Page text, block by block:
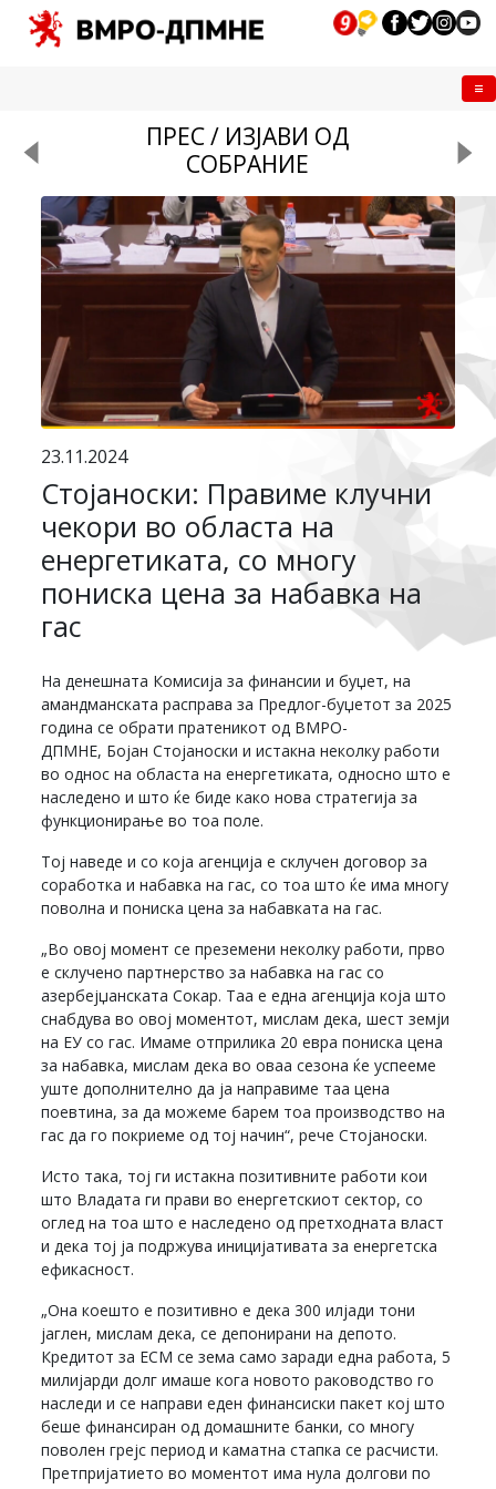
ПРЕС / ИЗЈАВИ ОД
СОБРАНИЕ
23.11.2024
Стојаноски: Правиме клучни
чекори во областа на
енергетиката, со многу
пониска цена за набавка на
гас
На денешната Комисија за финансии и буџет, на
амандманската расправа за Предлог-буџетот за 2025
година се обрати пратеникот од ВМРО-
ДПМНЕ, Бојан Стојаноски и истакна неколку работи
во однос на областа на енергетиката, односно што е
наследено и што ќе биде како нова стратегија за
функционирање во тоа поле.
Тој наведе и со која агенција е склучен договор за
соработка и набавка на гас, со тоа што ќе има многу
поволна и пониска цена за набавката на гас.
„Во овој момент се преземени неколку работи, прво
е склучено партнерство за набавка на гас со
aзербејџанската Сокар. Таа е една агенција која што
снабдува во овој моментот, мислам дека, шест земји
на ЕУ со гас. Имаме отприлика 20 евра пониска цена
за набавка, мислам дека во оваа сезона ќе успееме
уште дополнително да ја направиме таа цена
поевтина, за да можеме барем тоа производство на
гас да го покриеме од тој начин“, рече Стојаноски.
Исто така, тој ги истакна позитивните работи кои
што Владата ги прави во енергетскиот сектор, со
оглед на тоа што е наследено од претходната власт
и дека тој ја подржува иницијативата за енергетска
ефикасност.
„Она коешто е позитивно е дека 300 илјади тони
јаглен, мислам дека, се депонирани на депото.
Кредитот за ЕСМ се зема само заради една работа, 5
милијарди долг имаше кога новото раководство го
наследи и се направи еден финансиски пакет кој што
беше финансиран од домашните банки, со многу
поволен грејс период и каматна стапка се расчисти.
Претпријатието во моментот има нула долгови по